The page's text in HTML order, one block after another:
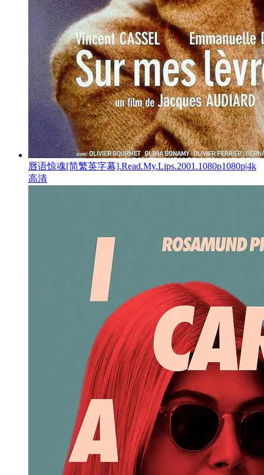
唇语惊魂[简繁英字幕].Read.My.Lips.2001.1080p1080p|4k
高清